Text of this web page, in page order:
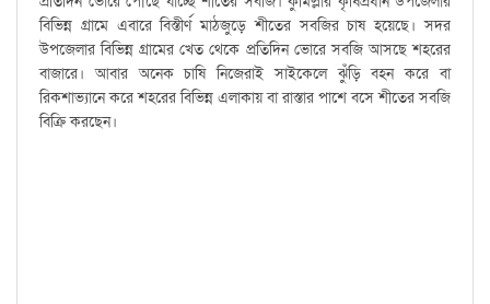
বিভিন্ন গ্রামে এবারে বিস্তীর্ণ মাঠজুড়ে শীতের সবজির চাষ হয়েছে। সদর
উপজেলার বিভিন্ন গ্রামের খেত থেকে প্রতিদিন ভোরে সবজি আসছে শহরের
বাজারে। আবার অনেক চাষি নিজেরাই সাইকেলে ঝুঁড়ি বহন করে বা
রিকশাভ্যানে করে শহরের বিভিন্ন এলাকায় বা রাস্তার পাশে বসে শীতের সবজি
বিক্রি করছেন।